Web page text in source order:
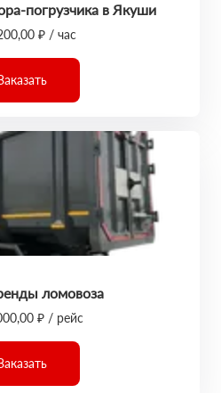
погрузчика в Якуши
₽ / час
ломовоза
₽ / рейс